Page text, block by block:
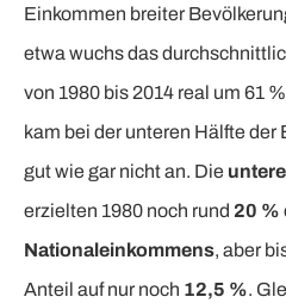
Einkommen breiter
etwa wuchs das
von 1980 bis 2014 real um 61
kam bei der unteren Hälfte
gut wie gar nicht an. Die
erzielten 1980 noch rund 20 %
Nationaleinkommens, aber
Anteil auf nur noch 12,5 %.